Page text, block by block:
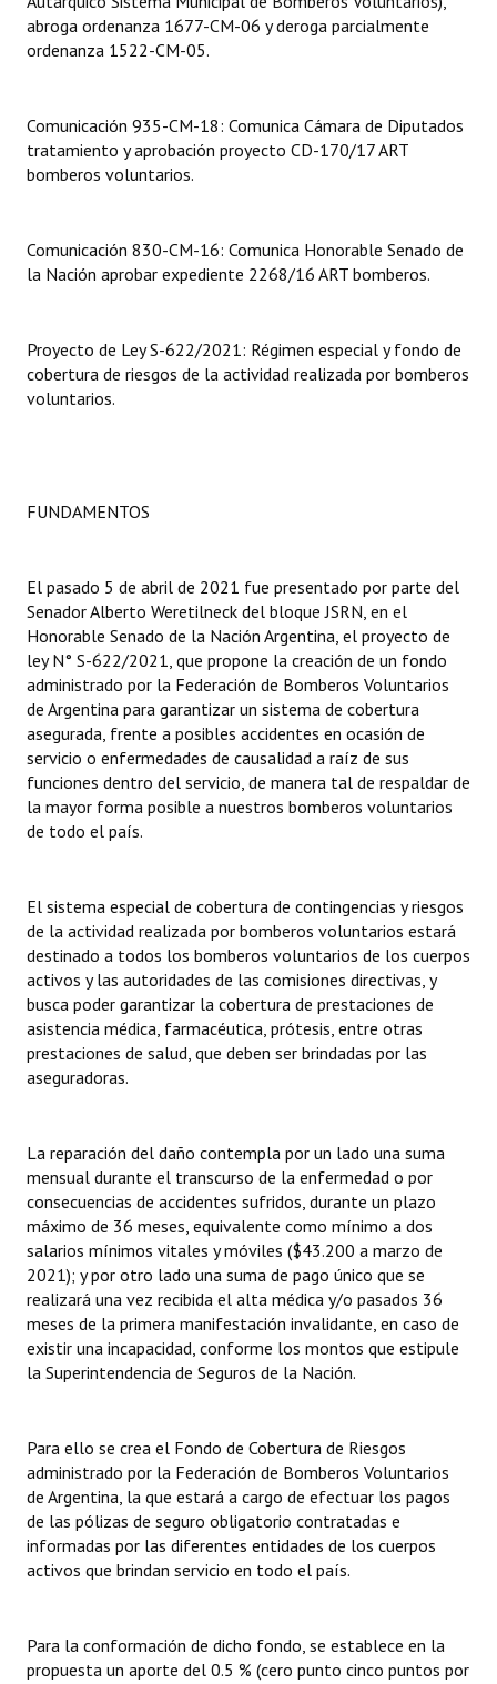
Comunicaciones
Resoluciones de Presidencia
Antiguos Pobladores
Registros y Distinciones
Datos Históricos
Ciudadano Ilustre - Registro
Banca del Vecino - Registro
Huéspedes de Honor - Registro
Antiguos Pobladores - Registro
Reconocimientos - Registro
Bariloche, Municipio intercultural
REFORMA DE LA CARTA ORGÁNICA
abroga ordenanza 1677-CM-06 y deroga parcialmente
ordenanza 1522-CM-05.
Comunicación 935-CM-18: Comunica Cámara de Diputados
tratamiento y aprobación proyecto CD-170/17 ART
bomberos voluntarios.
Comunicación 830-CM-16: Comunica Honorable Senado de
la Nación aprobar expediente 2268/16 ART bomberos.
Proyecto de Ley S-622/2021: Régimen especial y fondo de
cobertura de riesgos de la actividad realizada por bomberos
voluntarios.
FUNDAMENTOS
El pasado 5 de abril de 2021 fue presentado por parte del
Senador Alberto Weretilneck del bloque JSRN, en el
Honorable Senado de la Nación Argentina, el proyecto de
ley N° S-622/2021, que propone la creación de un fondo
administrado por la Federación de Bomberos Voluntarios
de Argentina para garantizar un sistema de cobertura
asegurada, frente a posibles accidentes en ocasión de
servicio o enfermedades de causalidad a raíz de sus
funciones dentro del servicio, de manera tal de respaldar de
la mayor forma posible a nuestros bomberos voluntarios
de todo el país.
El sistema especial de cobertura de contingencias y riesgos
de la actividad realizada por bomberos voluntarios estará
destinado a todos los bomberos voluntarios de los cuerpos
activos y las autoridades de las comisiones directivas, y
busca poder garantizar la cobertura de prestaciones de
asistencia médica, farmacéutica, prótesis, entre otras
prestaciones de salud, que deben ser brindadas por las
aseguradoras.
La reparación del daño contempla por un lado una suma
mensual durante el transcurso de la enfermedad o por
consecuencias de accidentes sufridos, durante un plazo
máximo de 36 meses, equivalente como mínimo a dos
salarios mínimos vitales y móviles ($43.200 a marzo de
2021); y por otro lado una suma de pago único que se
realizará una vez recibida el alta médica y/o pasados 36
meses de la primera manifestación invalidante, en caso de
existir una incapacidad, conforme los montos que estipule
la Superintendencia de Seguros de la Nación.
Para ello se crea el Fondo de Cobertura de Riesgos
administrado por la Federación de Bomberos Voluntarios
de Argentina, la que estará a cargo de efectuar los pagos
de las pólizas de seguro obligatorio contratadas e
informadas por las diferentes entidades de los cuerpos
activos que brindan servicio en todo el país.
Para la conformación de dicho fondo, se establece en la
propuesta un aporte del 0.5 % (cero punto cinco puntos por